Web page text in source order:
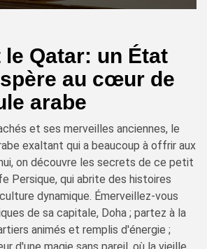
Qatar: un État
au cœur de
arabe
et ses merveilles anciennes, le
exaltant qui a beaucoup à offrir aux
on découvre les secrets de ce petit
Persique, qui abrite des histoires
dynamique. Émerveillez-vous
de sa capitale, Doha ; partez à la
animés et remplis d'énergie ;